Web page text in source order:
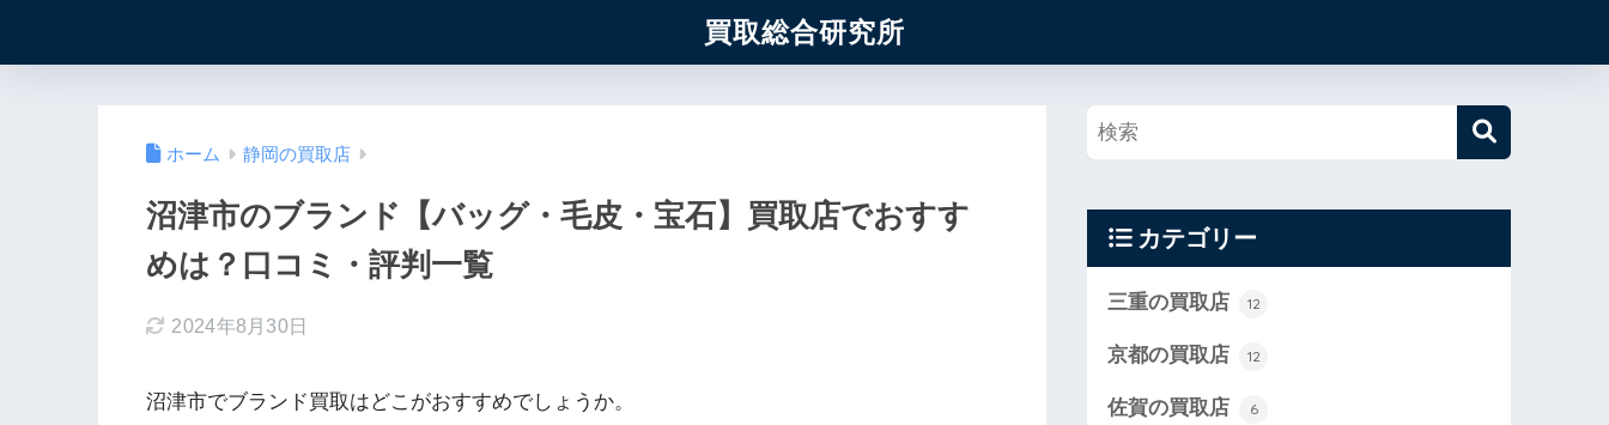
買取総合研究所
ホーム 静岡の買取店
沼津市のブランド【バッグ・毛皮・宝石】買取店でおすす
めは？口コミ・評判一覧
2024年8月30日
沼津市でブランド買取はどこがおすすめでしょうか。
カテゴリー
三重の買取店 12
京都の買取店 12
佐賀の買取店 6